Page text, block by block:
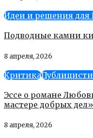
Идеи и решения для
Подводные камни
8 апреля, 2026
Критика
Эссе о романе
мастере добрых дел»
8 апреля, 2026